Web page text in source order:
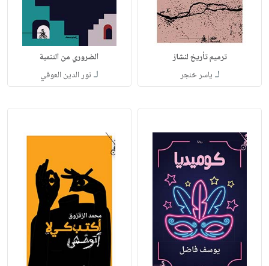
ترميم تأريخ لنشاز
لـ ياسر خنجر
الضروري من التنمية
لـ نور الدين العوفي